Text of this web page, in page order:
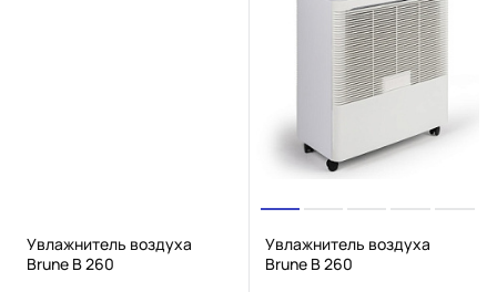
Увлажнитель воздуха
Brune B 260
Увлажнитель воздуха
Brune B 260